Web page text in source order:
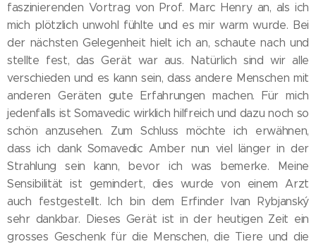
faszinierenden Vortrag von Prof. Marc Henry an, als ich
mich plötzlich unwohl fühlte und es mir warm wurde. Bei
der nächsten Gelegenheit hielt ich an, schaute nach und
stellte fest, das Gerät war aus. Natürlich sind wir alle
verschieden und es kann sein, dass andere Menschen mit
anderen Geräten gute Erfahrungen machen. Für mich
jedenfalls ist Somavedic wirklich hilfreich und dazu noch so
schön anzusehen. Zum Schluss möchte ich erwähnen,
dass ich dank Somavedic Amber nun viel länger in der
Strahlung sein kann, bevor ich was bemerke. Meine
Sensibilität ist gemindert, dies wurde von einem Arzt
auch festgestellt. Ich bin dem Erfinder Ivan Rybjanský
sehr dankbar. Dieses Gerät ist in der heutigen Zeit ein
grosses Geschenk für die Menschen, die Tiere und die